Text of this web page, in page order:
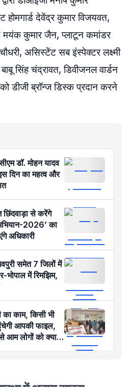
देवेंद्र कुमार विजयवत,
मयंक कुमार जैन, प्लाटून कमांडर
असिस्टेंट सब इंस्पेक्टर लक्ष्मी
सिंह चंद्रावत, डिवीजनल वार्डन
डीजी ब्रॉन्ज डिस्क प्रदान करने
डॉ. मोहन यादव
दिन का महत्व और
छिंदवाड़ा से करेंगे
2026’ का
अधिकारी
समेत 7 जिलों में
भोपाल में रिमझिम,
काम, किसी भी
आपकी फाइल,
आम लोगों को क्या